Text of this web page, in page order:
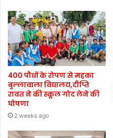
400 पौधों के रोपण से महका
बुल्लावाला विद्यालय,दीप्ति
रावत ने की स्कूल गोद लेने की
घोषणा
2 weeks ago